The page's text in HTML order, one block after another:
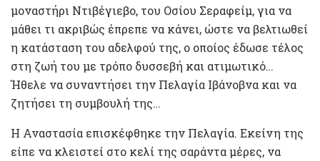
μοναστήρι Ντιβέγιεβο, του Οσίου Σεραφείμ, για να
μάθει τι ακριβώς έπρεπε να κάνει, ώστε να βελτιωθεί
η κατάσταση του αδελφού της, ο οποίος έδωσε τέλος
στη ζωή του με τρόπο δυσσεβή και ατιμωτικό…
Ήθελε να συναντήσει την Πελαγία Ιβάνοβνα και να
ζητήσει τη συμβουλή της…
Η Αναστασία επισκέφθηκε την Πελαγία. Εκείνη της
είπε να κλειστεί στο κελί της σαράντα μέρες, να